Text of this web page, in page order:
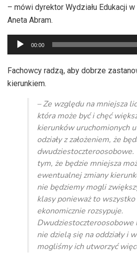
– mówi dyrektor Wydziału Edukacji
Aneta Abram.
Odtwarzacz
plików
dźwiękowych
00:00
Fachowcy radzą, aby dobrze
kierunkiem.
– Ze względu na mniejsza
która może być i chęć
kierunków uruchomionych
odziały z założeniem, że
dwudziestoczteroosobowe.
tym, że będzie mniejsza
ewentualnej zmiany
nie będziemy mogli
klasy ponieważ to
ekonomicznie rozsypuje.
Dwudziestoczteroosobowe
nie dzielą się na oddziały i
mogliśmy ich utworzyć